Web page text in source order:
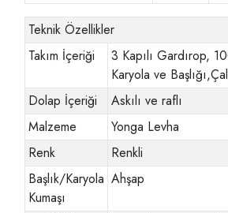
Teknik Özellikler
Takım İçeriği
3 Kapılı Gardırop,
Karyola ve
Dolap İçeriği
Askılı ve raflı
Malzeme
Yonga Levha
Renk
Renkli
Başlık/Karyola
Kumaşı
Ahşap